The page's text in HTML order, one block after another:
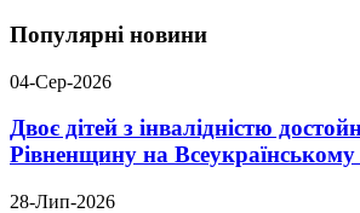
Популярні новини
04-Сер-2026
Двоє дітей з інвалідністю
Рівненщину на Всеукраїнському
28-Лип-2026